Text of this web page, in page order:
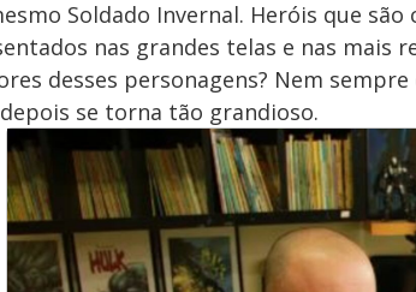
Soldado Invernal. Heróis que
nas grandes telas e nas mais
desses personagens? Nem
se torna tão grandioso.